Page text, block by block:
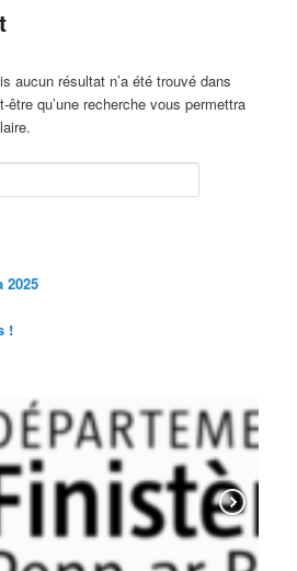
aucun résultat n’a été trouvé dans
être qu’une recherche vous permettra
2025
!